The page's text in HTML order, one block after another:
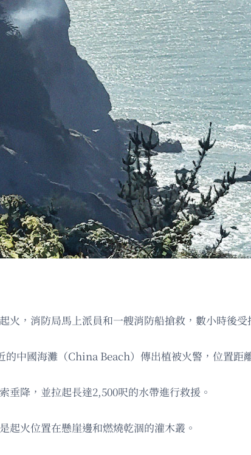
，消防局馬上派員和一艘消防船搶救，數小時後受
中國海灘（China Beach）傳出植被火警，位置距
垂降，並拉起長達2,500呎的水帶進行救援。
起火位置在懸崖邊和燃燒乾涸的灌木叢。